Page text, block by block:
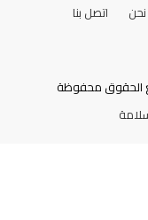
اتصل بنا